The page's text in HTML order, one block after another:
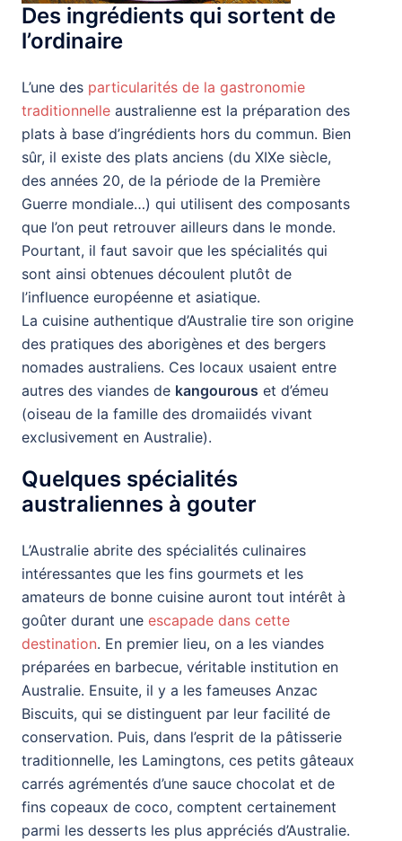
Des ingrédients qui sortent de
l’ordinaire
L’une des particularités de la gastronomie
traditionnelle australienne est la préparation des
plats à base d’ingrédients hors du commun. Bien
sûr, il existe des plats anciens (du XIXe siècle,
des années 20, de la période de la Première
Guerre mondiale…) qui utilisent des composants
que l’on peut retrouver ailleurs dans le monde.
Pourtant, il faut savoir que les spécialités qui
sont ainsi obtenues découlent plutôt de
l’influence européenne et asiatique.
La cuisine authentique d’Australie tire son origine
des pratiques des aborigènes et des bergers
nomades australiens. Ces locaux usaient entre
autres des viandes de kangourous et d’émeu
(oiseau de la famille des dromaiidés vivant
exclusivement en Australie).
Quelques spécialités
australiennes à gouter
L’Australie abrite des spécialités culinaires
intéressantes que les fins gourmets et les
amateurs de bonne cuisine auront tout intérêt à
goûter durant uneescapade dans cette
destination. En premier lieu, on a les viandes
préparées en barbecue, véritable institution en
Australie. Ensuite, il y a les fameuses Anzac
Biscuits, qui se distinguent par leur facilité de
conservation. Puis, dans l’esprit de la pâtisserie
traditionnelle, les Lamingtons, ces petits gâteaux
carrés agrémentés d’une sauce chocolat et de
fins copeaux de coco, comptent certainement
parmi les desserts les plus appréciés d’Australie.